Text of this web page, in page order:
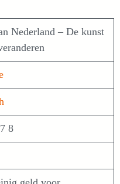
Nederland – De kunst
8